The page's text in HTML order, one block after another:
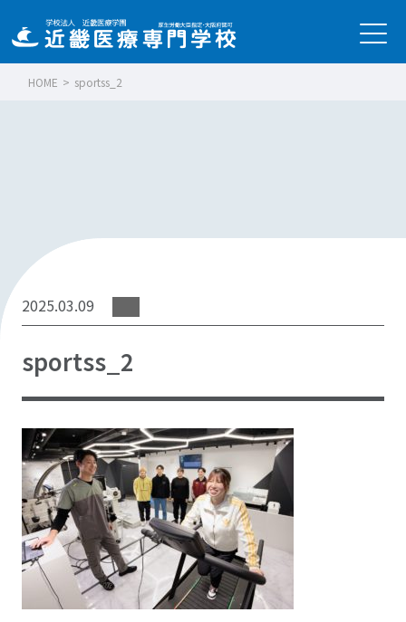
HOME > sportss_2
2025.03.09
sportss_2